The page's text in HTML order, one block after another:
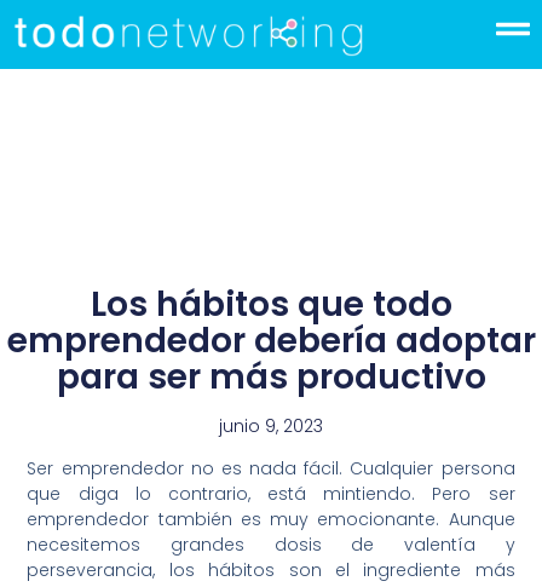
Los hábitos que todo
emprendedor debería adoptar
para ser más productivo
junio 9, 2023
Ser emprendedor no es nada fácil. Cualquier persona
que diga lo contrario, está mintiendo. Pero ser
emprendedor también es muy emocionante. Aunque
necesitemos grandes dosis de valentía y
perseverancia, los hábitos son el ingrediente más